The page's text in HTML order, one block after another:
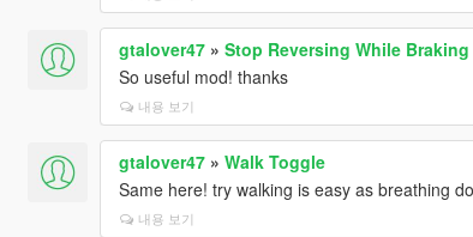
gtalover47» Stop Reversing While Braking
So useful mod! thanks
내용 보기
gtalover47» Walk Toggle
Same here! try walking is easy as breathing
내용 보기